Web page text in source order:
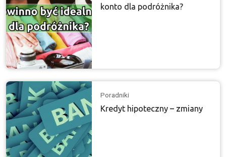
konto dla podróżnika?
Poradniki
Kredyt hipoteczny – zmiany